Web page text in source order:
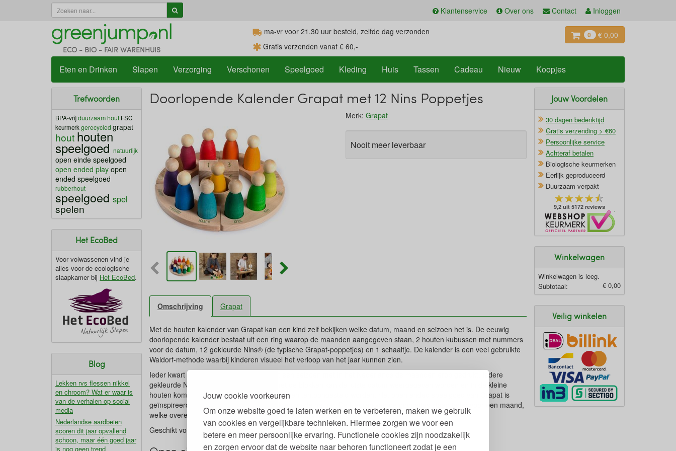
Jouw cookie voorkeuren
Om onze website goed te laten werken en te verbeteren, maken we gebruik
van cookies en vergelijkbare technieken. Hiermee zorgen we voor een
betere en meer persoonlijke ervaring. Functionele cookies zijn noodzakelijk
en zorgen ervoor dat de website naar behoren functioneert zodat je een
Klantenservice Over ons Contact Inloggen
ECO - BIO - FAIR WARENHUIS
0 € 0,00
ma-vr voor 21.30 uur besteld, zelfde dag verzonden
Gratis verzenden vanaf € 60,-
Eten en Drinken Slapen Verzorging Verschonen Speelgoed Kleding Huis Tassen Cadeau Nieuw Koopjes
Trefwoorden
BPA-vrijduurzaam hout FSC
keurmerkgerecycled grapat
hout houten
speelgoed natuurlijk
open einde speelgoed
open ended play open
ended speelgoed
rubberhout
speelgoed spel
spelen
Het EcoBed
Voor volwassenen vind je
alles voor de ecologische
slaapkamer bij Het EcoBed.
Blog
Lekken rvs flessen nikkel
en chroom? Wat er waar is
van de verhalen op social
media
Nederlandse aardbeien
scoren dit jaar opvallend
schoon, maar één goed jaar
is nog geen trend
Doorlopende Kalender Grapat met 12 Nins Poppetjes
Merk: Grapat
Nooit meer leverbaar
Omschrijving Grapat
Met de houten kalender van Grapat kan een kind zelf bekijken welke datum, maand en seizoen het is. De eeuwig
doorlopende kalender bestaat uit een ring waarop de maanden aangegeven staan, 2 houten kubussen met nummers
voor de datum, 12 gekleurde Nins® (de typische Grapat-poppetjes) en 1 schaaltje. De kalender is een veel gebruikte
Waldorf-methode waarbij kinderen visueel het verloop van het jaar kunnen zien.
Ieder kwart van de ring vertegenwoordigt een seizoen met in het Nederlands de maanden erop gedrukt. Iedere
gekleurde Nin® staat voor een maand, met de blokken kan de juiste datum weergegeven worden en in de kleine
houten kom kunnen 'schatten' uit ieder seizoen tentoongesteld worden. Het open ended speelgoed van Grapat is
geïnspireerd door de Waldorf-pedagogiek en op de natuur. De kleuren van de poppetjes staan ieder voor een maand,
welke overeen komen met de kleuren uit de Waldorf-pedagogie.
Geschikt voor kinderen vanaf 12 maanden.
Jouw Voordelen
30 dagen bedenktijd
Gratis verzending > €60
Persoonlijke service
Achteraf betalen
Biologische keurmerken
Eerlijk geproduceerd
Duurzaam verpakt
9,2 uit 5172 reviews
Winkelwagen
Winkelwagen is leeg.
Subtotaal:
€ 0,00
Veilig winkelen